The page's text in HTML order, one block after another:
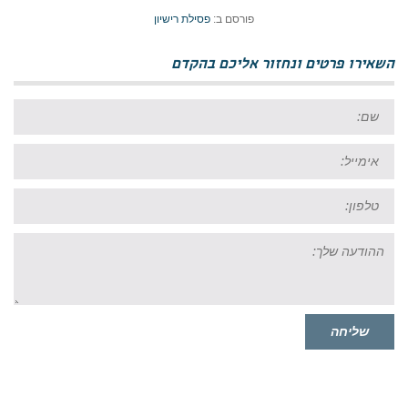
פורסם ב: פסילת רישיון
השאירו פרטים ונחזור אליכם בהקדם
שלך:
שליחה